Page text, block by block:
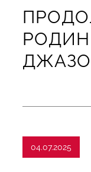
04.07.2025